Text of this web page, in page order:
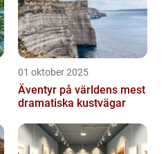
01 oktober 2025
Äventyr på världens mest
dramatiska kustvägar